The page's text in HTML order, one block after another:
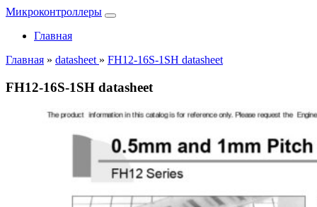
Микроконтроллеры
Главная
Главная » datasheet » FH12-16S-1SH datasheet
FH12-16S-1SH datasheet